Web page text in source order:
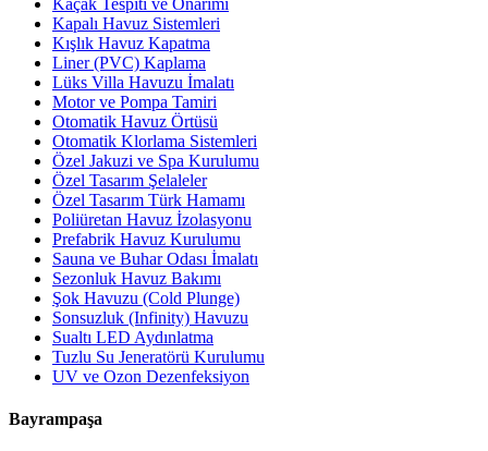
Kaçak Tespiti ve Onarımı
Kapalı Havuz Sistemleri
Kışlık Havuz Kapatma
Liner (PVC) Kaplama
Lüks Villa Havuzu İmalatı
Motor ve Pompa Tamiri
Otomatik Havuz Örtüsü
Otomatik Klorlama Sistemleri
Özel Jakuzi ve Spa Kurulumu
Özel Tasarım Şelaleler
Özel Tasarım Türk Hamamı
Poliüretan Havuz İzolasyonu
Prefabrik Havuz Kurulumu
Sauna ve Buhar Odası İmalatı
Sezonluk Havuz Bakımı
Şok Havuzu (Cold Plunge)
Sonsuzluk (Infinity) Havuzu
Sualtı LED Aydınlatma
Tuzlu Su Jeneratörü Kurulumu
UV ve Ozon Dezenfeksiyon
Bayrampaşa